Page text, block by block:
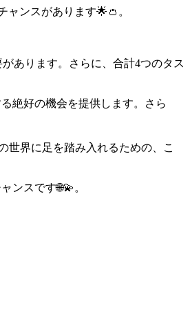
ンスがあります🌟👛。
あります。さらに、合計4つのタス
絶好の機会を提供します。さら
世界に足を踏み入れるための、こ
スです🌐💫。